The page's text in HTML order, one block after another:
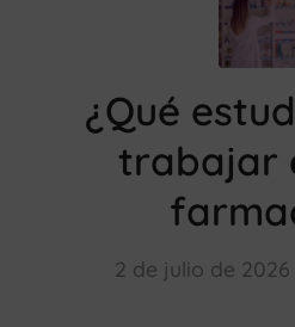
¿Qué
trabajar
2 de julio de 2026